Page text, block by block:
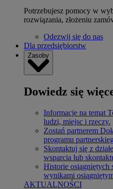
Potrzebujesz pomocy w
rozwiązania, złożeniu
Odezwij się do nas
Dla przedsiębiorstw
Zasoby
Dowiedz się
Informacje na temat
ludzi, miejsc i rzeczy.
Zostań partnerem
programu
Skontaktuj się z
wsparcia lub
Historie osiągniętych
wynikami
AKTUALNOŚCI